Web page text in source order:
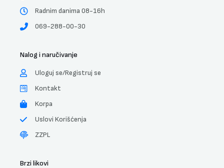
Radnim danima 08-16h
069-288-00-30
Nalog i naručivanje
Uloguj se/Registruj se
Kontakt
Korpa
Uslovi Korišćenja
ZZPL
Brzi likovi